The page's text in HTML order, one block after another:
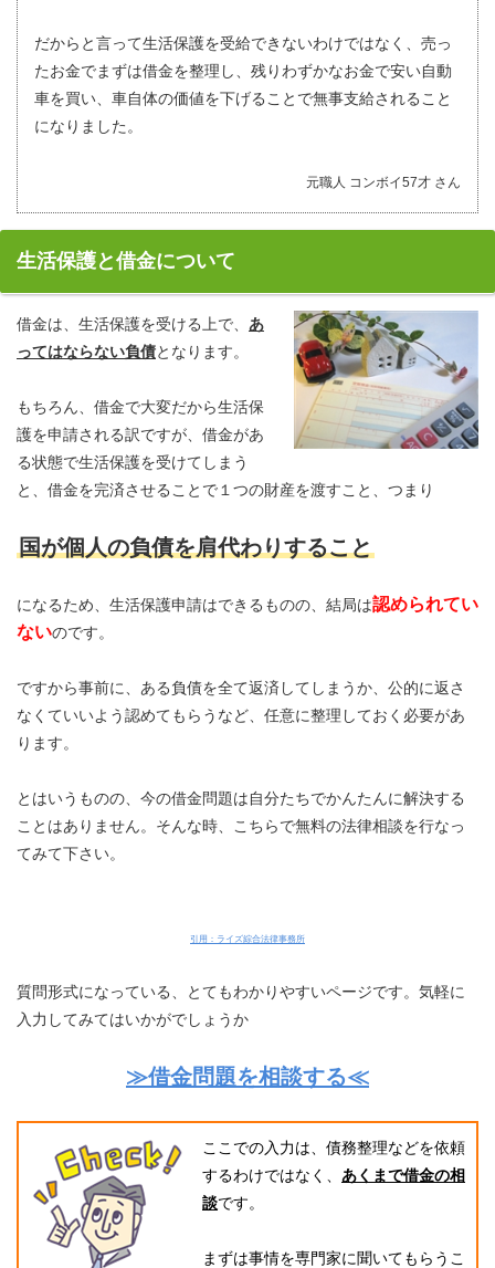
だからと言って生活保護を受給できないわけではなく、売っ
たお金でまずは借金を整理し、残りわずかなお金で安い自動
車を買い、車自体の価値を下げることで無事支給されること
になりました。
元職人 コンボイ57才 さん
生活保護と借金について
借金は、生活保護を受ける上で、 あ
ってはならない負債となります。
もちろん、借金で大変だから生活保
護を申請される訳ですが、借金があ
る状態で生活保護を受けてしまう
と、借金を完済させることで１つの財産を渡すこと、つまり
国が個人の負債を肩代わりすること
になるため、生活保護申請はできるものの、結局は認められてい
ないのです。
ですから事前に、ある負債を全て返済してしまうか、公的に返さ
なくていいよう認めてもらうなど、任意に整理しておく必要があ
ります。
とはいうものの、今の借金問題は自分たちでかんたんに解決する
ことはありません。そんな時、こちらで無料の法律相談を行なっ
てみて下さい。
引用：ライズ綜合法律事務所
質問形式になっている、とてもわかりやすいページです。気軽に
入力してみてはいかがでしょうか
≫借金問題を相談する≪
ここでの入力は、債務整理などを依頼
するわけではなく、 あくまで借金の相
談です。
まずは事情を専門家に聞いてもらうこ